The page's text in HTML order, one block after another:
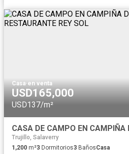
Casa·en venta
USD165,000
USD137/m²
Trujillo, Salaverry
1,200 m²3 Dormitorios3 BañosCasa